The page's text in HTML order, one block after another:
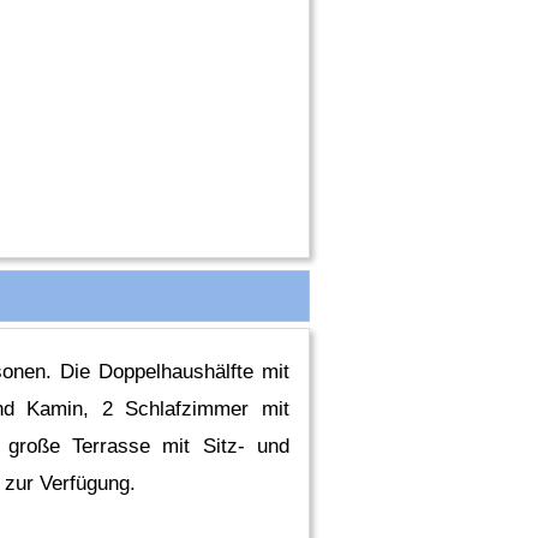
Die Doppelhaushälfte mit
Kamin, 2 Schlafzimmer mit
Terrasse mit Sitz- und
Verfügung.